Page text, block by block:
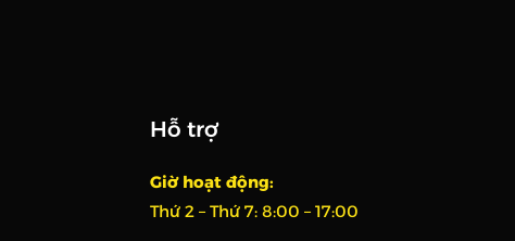
Hỗ trợ
Giờ hoạt động:
Thứ 2 – Thứ 7: 8:00 – 17:00